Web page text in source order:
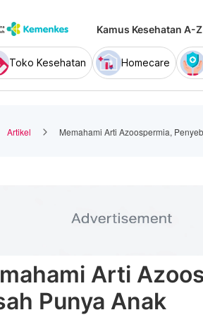
Kamus Kesehatan A-Z
Toko Kesehatan Homecare
Artikel Memahami Arti Azoospermia,
Arti
Punya Anak